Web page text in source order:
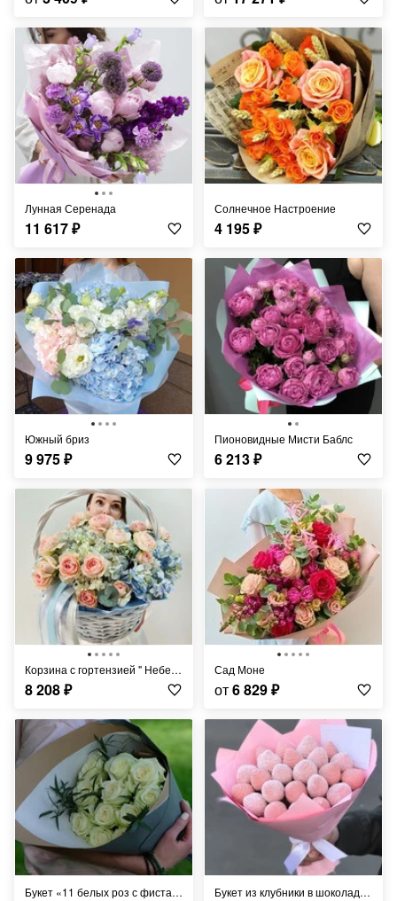
Лунная Серенада
11 617₽
Солнечное Настроение
4 195₽
Южный бриз
9 975₽
Пионовидные Мисти Баблс
6 213₽
Корзина с гортензией " Небесный взор"
8 208₽
Сад Моне
от6 829₽
Букет «11 белых роз с фисташкой» Букет из клубники в шоколаде «Нанси» - S